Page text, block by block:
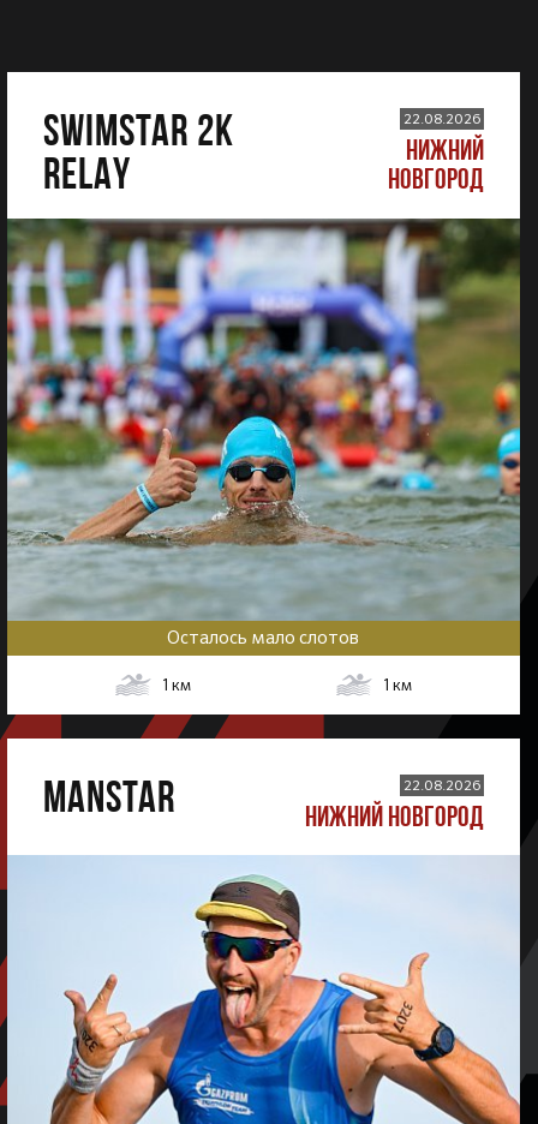
SWIMSTAR 2K
RELAY
22.08.2026
НИЖНИЙ
НОВГОРОД
Осталось мало слотов
1 км 1 км
MANSTAR 22.08.2026
НИЖНИЙ НОВГОРОД